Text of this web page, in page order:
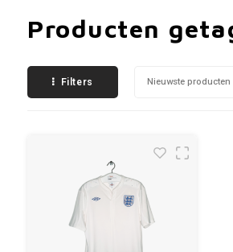
Producten
Filters Nieuwste producten